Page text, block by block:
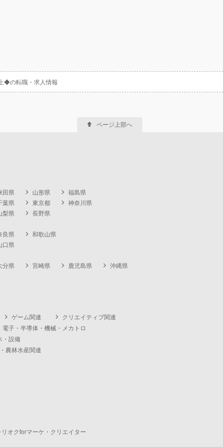
◆の転職・求人情報
田県 山形県
福島県
葉県
東京都
神奈川県
梨県
長野県
良県
和歌山県
口県
分県 宮崎県 鹿児島県 沖縄県
ゲーム関連
クリエイティブ関連
電子・半導体・機械・メカトロ
・設備
農林水産関連
リオクforマーケ・クリエイター
ページ上部へ